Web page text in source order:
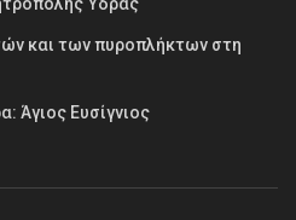
και των πυροπλήκτων στη
Άγιος Ευσίγνιος